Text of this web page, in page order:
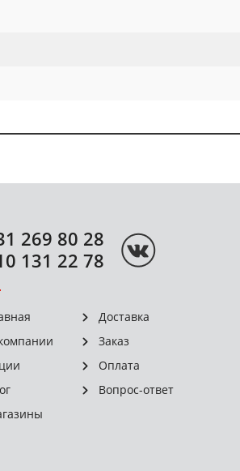
269 80 28
131 22 78
Доставка
Заказ
Оплата
Вопрос-ответ